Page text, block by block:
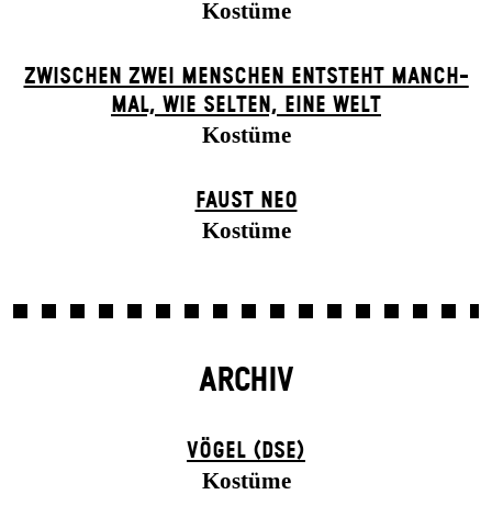
Kostüme
ZWISCHEN ZWEI MENSCHEN ENT­STEHT MANCH­
MAL, WIE SELTEN, EINE WELT
Kostüme
FAUST NEO
Kostüme
ARCHIV
VÖGEL (DSE)
Kostüme